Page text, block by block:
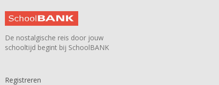
De nostalgische reis door jouw
schooltijd begint bij SchoolBANK
Registreren